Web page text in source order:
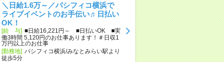
＼日給1.6万～／パシフィコ横浜で
ライブイベントのお手伝い♬日払い
OK！
[給 与] ■日給16,221円～ ■日払いOK ■実
働3時間 5,120円のお仕事あります！＃日収1
万円以上のお仕事
[勤務地] パシフィコ横浜/みなとみらい駅より
徒歩5分